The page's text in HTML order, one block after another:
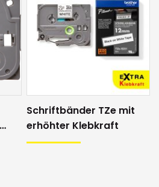
Schriftbänder TZe mit
erhöhter Klebkraft